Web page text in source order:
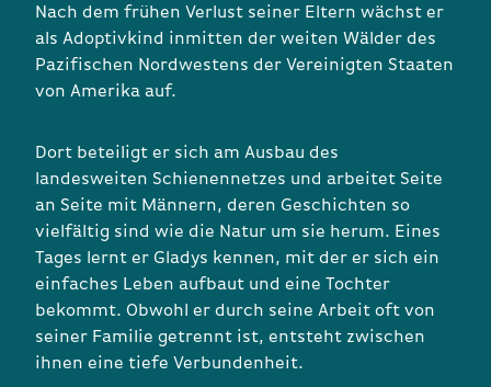
Nach dem frühen Verlust seiner Eltern wächst er
als Adoptivkind inmitten der weiten Wälder des
Pazifischen Nordwestens der Vereinigten Staaten
von Amerika auf.
Dort beteiligt er sich am Ausbau des
landesweiten Schienennetzes und arbeitet Seite
an Seite mit Männern, deren Geschichten so
vielfältig sind wie die Natur um sie herum. Eines
Tages lernt er Gladys kennen, mit der er sich ein
einfaches Leben aufbaut und eine Tochter
bekommt. Obwohl er durch seine Arbeit oft von
seiner Familie getrennt ist, entsteht zwischen
ihnen eine tiefe Verbundenheit.